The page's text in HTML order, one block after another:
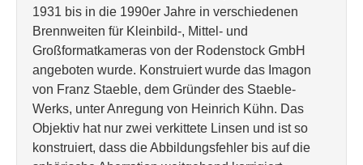
1931 bis in die 1990er Jahre in verschiedenen
Brennweiten für Kleinbild-, Mittel- und
Großformatkameras von der Rodenstock GmbH
angeboten wurde. Konstruiert wurde das Imagon
von Franz Staeble, dem Gründer des Staeble-
Werks, unter Anregung von Heinrich Kühn. Das
Objektiv hat nur zwei verkittete Linsen und ist so
konstruiert, dass die Abbildungsfehler bis auf die